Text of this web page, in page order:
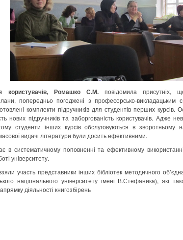
користувачів, Ромашко С.М.повідомила присутніх,
попередньо погоджені з професорсько-
комплекти підручників для студентів перших
нових підручників та заборгованість користувачів. Адже
студенти інших курсів обслуговуються в
видачі літератури були досить ефективними.
в систематичному поповненні та ефективному
університету.
участь представники інших бібліотек методичного
національного університету імені В.Стефаника), які
діяльності книгозбірень